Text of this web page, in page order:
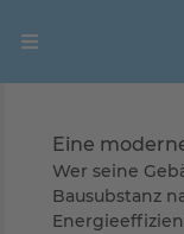
Eine
Wer seine
Bausubstanz